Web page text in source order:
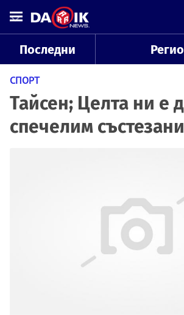
Последни
СПОРТ
Тайсен; Целта ни е
спечелим